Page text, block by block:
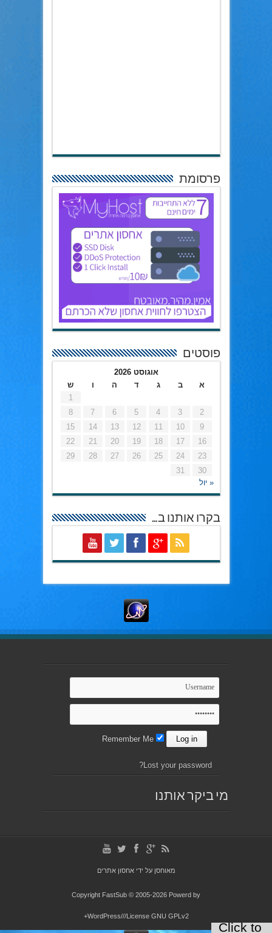
פרסומת
פוסטים
אוגוסט 2026
א
ב ג ד ה ו
ש
1
2
3
4
5
6
7
8
9
10
11
12
13
14
15
16
17
18
19
20
21
22
23
24
25
26
27
28
29
30
31
« יול
בקרו אותנו ב…
Lost your password?
מי ביקר אותנו
מאוחסן על ידיאחסון אתרים
Copyright FastSub © 2005-2026 Powerd by
WordPress///License GNU GPLv2+